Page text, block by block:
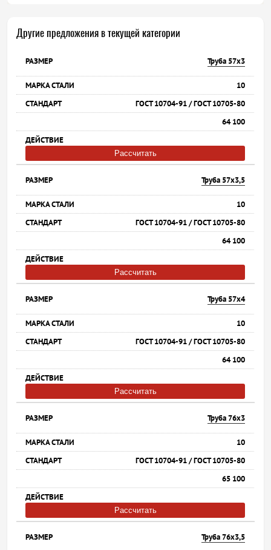
Другие предложения в текущей категории
Труба 57х3
10
ГОСТ 10704-91 / ГОСТ 10705-80
64 100
Рассчитать
Труба 57х3,5
10
ГОСТ 10704-91 / ГОСТ 10705-80
64 100
Рассчитать
Труба 57х4
10
ГОСТ 10704-91 / ГОСТ 10705-80
64 100
Рассчитать
Труба 76х3
10
ГОСТ 10704-91 / ГОСТ 10705-80
65 100
Рассчитать
Труба 76х3,5